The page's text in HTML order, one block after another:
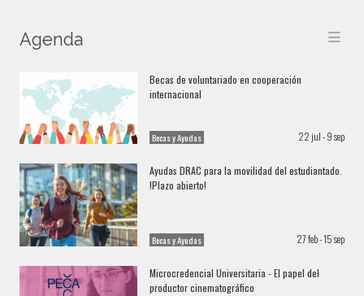
Promocional Grado en Geografía y Medio
Ambiente 2025
VideoGradoGeografiaVTS 01 1
Agenda
Becas de voluntariado en cooperación
internacional
Becas y Ayudas 22 jul - 9 sep
Ayudas DRAC para la movilidad del estudiantado.
!Plazo abierto!
Becas y Ayudas 27 feb - 15 sep
Microcredencial Universitaria - El papel del
productor cinematográfico